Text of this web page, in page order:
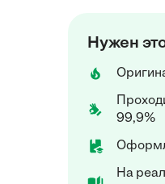
Нужен
99,9%
На